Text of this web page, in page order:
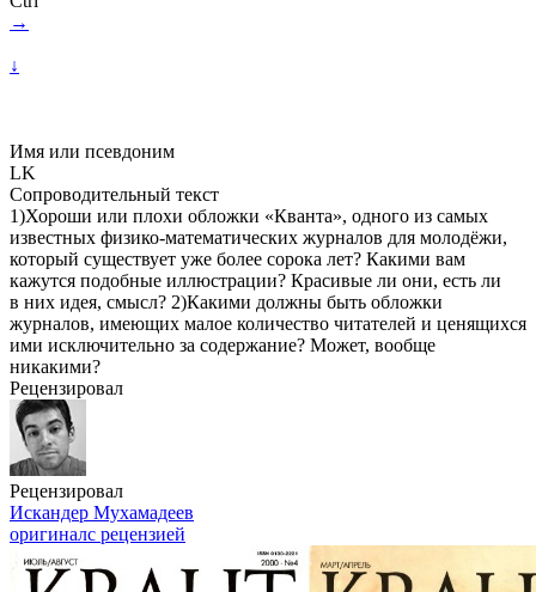
→
↓
Имя или псевдоним
LK
Сопроводительный текст
1)Хороши или плохи обложки «Кванта», одного из самых
известных физико-математических журналов для молодёжи,
который существует уже более сорока лет? Какими вам
кажутся подобные иллюстрации? Красивые ли они, есть ли
в них идея, смысл? 2)Какими должны быть обложки
журналов, имеющих малое количество читателей и ценящихся
ими исключительно за содержание? Может, вообще
никакими?
Рецензировал
Рецензировал
Искандер Мухамадеев
оригиналс рецензией